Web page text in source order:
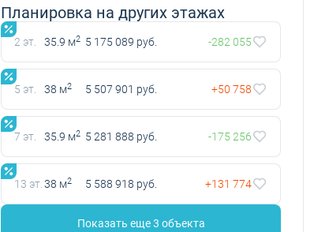
Планировка на других этажах
2 эт. 35.9 м2 5 175 089 руб. -282 055
5 эт. 38 м2 5 507 901 руб. +50 758
7 эт. 35.9 м2 5 281 888 руб. -175 256
13 эт.38 м2 5 588 918 руб. +131 774
Показать еще 3 объектa